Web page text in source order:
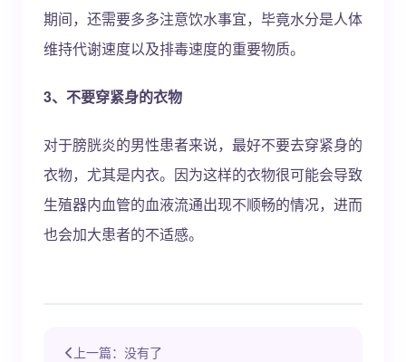
期间，还需要多多注意饮水事宜，毕竟水分是人体
维持代谢速度以及排毒速度的重要物质。
3、不要穿紧身的衣物
对于膀胱炎的男性患者来说，最好不要去穿紧身的
衣物，尤其是内衣。因为这样的衣物很可能会导致
生殖器内血管的血液流通出现不顺畅的情况，进而
也会加大患者的不适感。
上一篇：没有了